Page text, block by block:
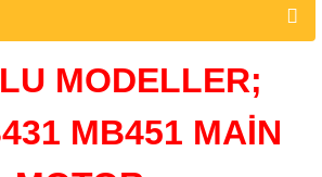
MODELLER;
MB451 MAİN